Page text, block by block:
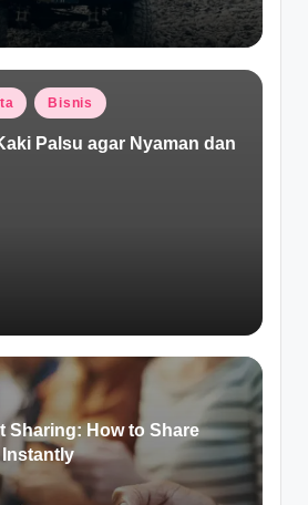
Bisnis
Palsu agar Nyaman dan
Sharing: How to Share
Instantly